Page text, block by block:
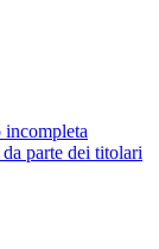
incompleta
parte dei titolari